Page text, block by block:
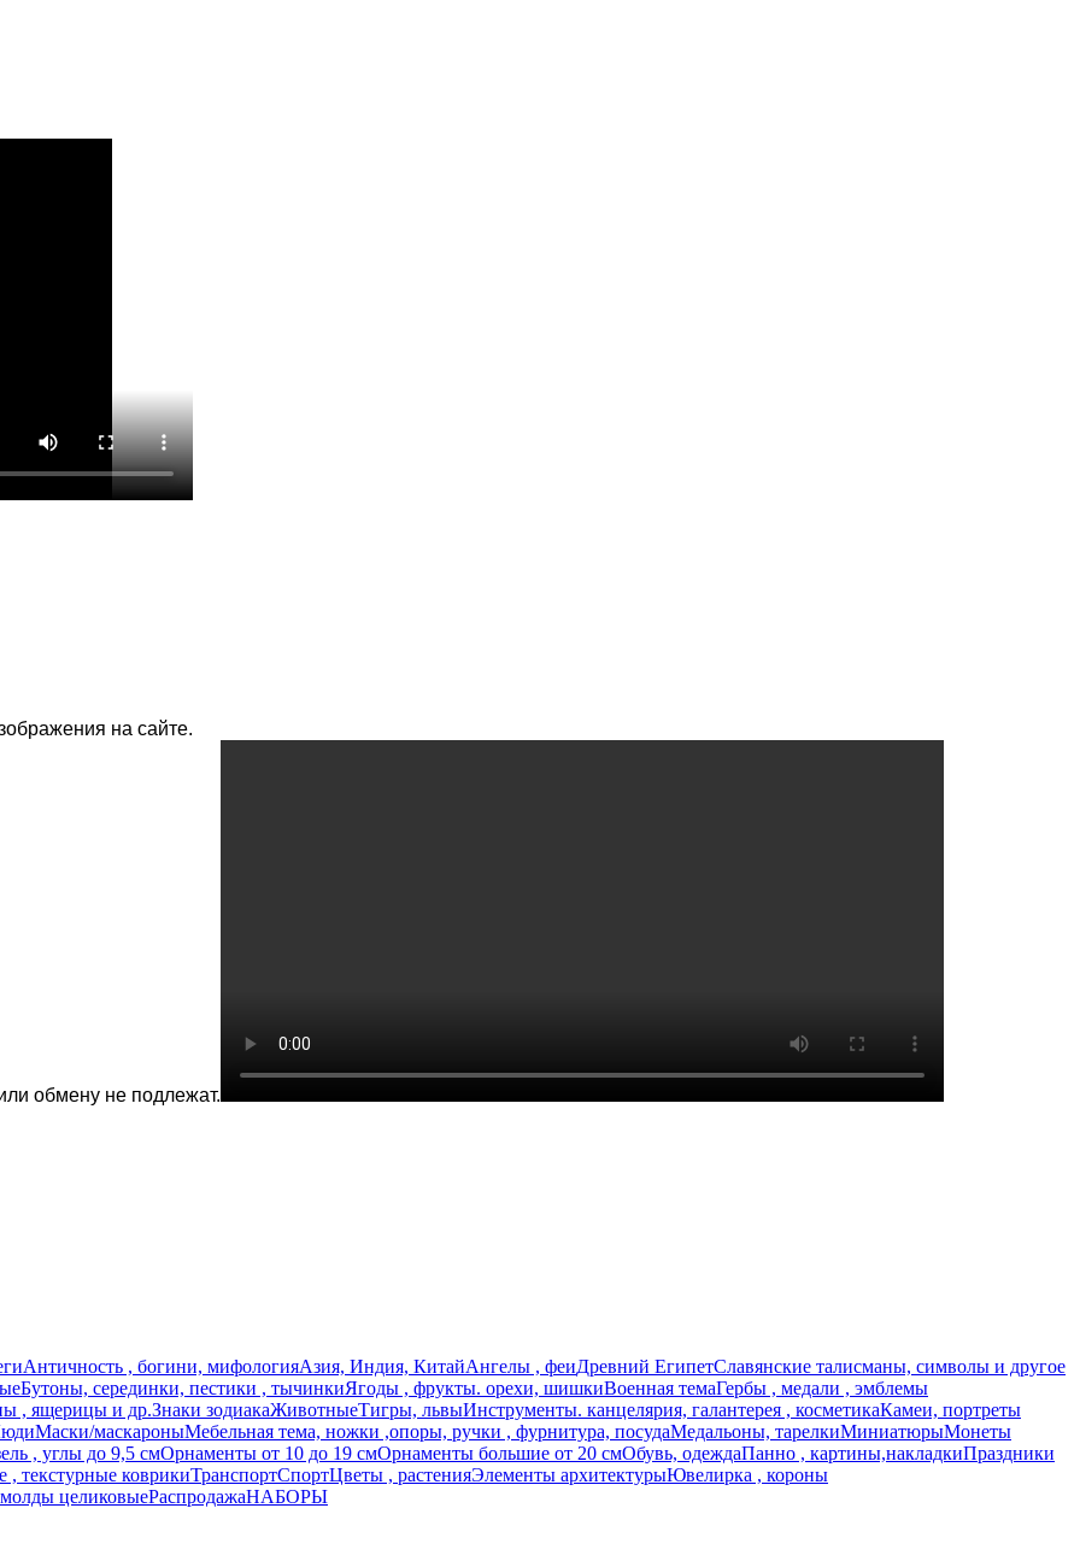
на сайте.
обмену не подлежат.
Античность , богини, мифологияАзия, Индия, КитайАнгелы , феиДревний ЕгипетСлавянские талисманы, символы и другое
Бутоны, серединки, пестики , тычинкиЯгоды , фрукты. орехи, шишкиВоенная темаГербы , медали , эмблемы
, ящерицы и др.Знаки зодиакаЖивотныеТигры, львыИнструменты. канцелярия, галантерея , косметикаКамеи, портреты
Маски/маскароныМебельная тема, ножки ,опоры, ручки , фурнитура, посудаМедальоны, тарелкиМиниатюрыМонеты
, углы до 9,5 смОрнаменты от 10 до 19 смОрнаменты большие от 20 смОбувь, одеждаПанно , картины,накладкиПраздники
, текстурные коврикиТранспортСпортЦветы , растенияЭлементы архитектурыЮвелирка , короны
целиковыеРаспродажаНАБОРЫ